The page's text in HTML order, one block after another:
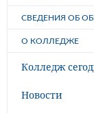
СВЕДЕНИЯ ОБ
О КОЛЛЕДЖЕ
Колледж
Новости